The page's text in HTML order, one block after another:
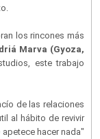
los rincones más
Marva (Gyoza,
este trabajo
de las relaciones
al hábito de revivir
hacer nada"